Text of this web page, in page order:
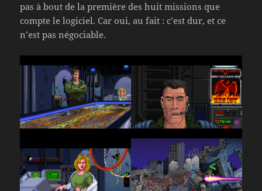
pas à bout de la première des huit missions que
compte le logiciel. Car oui, au fait : c’est dur, et ce
n’est pas négociable.